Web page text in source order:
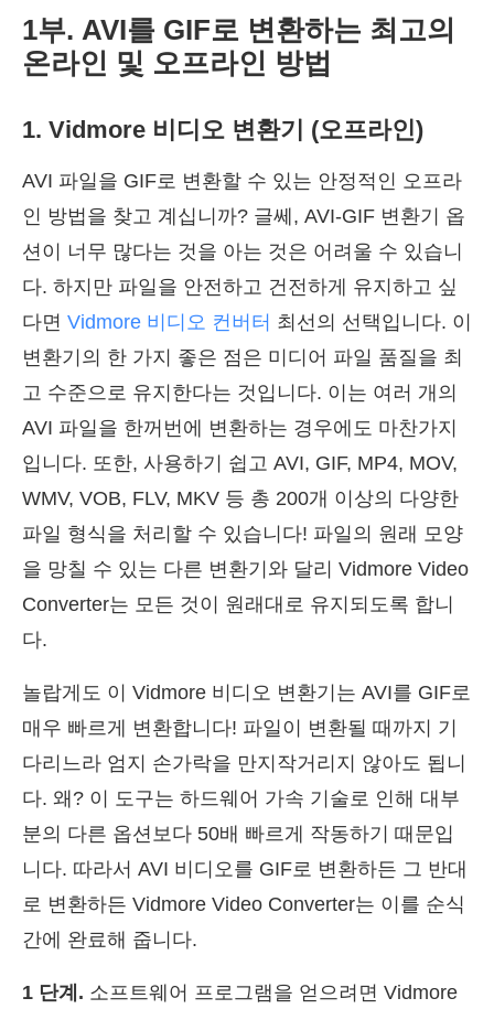
1부. AVI를 GIF로 변환하는 최고의
온라인 및 오프라인 방법
1. Vidmore 비디오 변환기 (오프라인)
AVI 파일을 GIF로 변환할 수 있는 안정적인 오프라
인 방법을 찾고 계십니까? 글쎄, AVI-GIF 변환기 옵
션이 너무 많다는 것을 아는 것은 어려울 수 있습니
다. 하지만 파일을 안전하고 건전하게 유지하고 싶
다면 Vidmore 비디오 컨버터 최선의 선택입니다. 이
변환기의 한 가지 좋은 점은 미디어 파일 품질을 최
고 수준으로 유지한다는 것입니다. 이는 여러 개의
AVI 파일을 한꺼번에 변환하는 경우에도 마찬가지
입니다. 또한, 사용하기 쉽고 AVI, GIF, MP4, MOV,
WMV, VOB, FLV, MKV 등 총 200개 이상의 다양한
파일 형식을 처리할 수 있습니다! 파일의 원래 모양
을 망칠 수 있는 다른 변환기와 달리 Vidmore Video
Converter는 모든 것이 원래대로 유지되도록 합니
다.
놀랍게도 이 Vidmore 비디오 변환기는 AVI를 GIF로
매우 빠르게 변환합니다! 파일이 변환될 때까지 기
다리느라 엄지 손가락을 만지작거리지 않아도 됩니
다. 왜? 이 도구는 하드웨어 가속 기술로 인해 대부
분의 다른 옵션보다 50배 빠르게 작동하기 때문입
니다. 따라서 AVI 비디오를 GIF로 변환하든 그 반대
로 변환하든 Vidmore Video Converter는 이를 순식
간에 완료해 줍니다.
1 단계. 소프트웨어 프로그램을 얻으려면 Vidmore